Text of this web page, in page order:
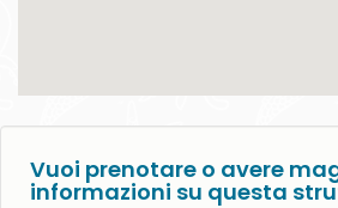
Vuoi prenotare o avere
informazioni su questa